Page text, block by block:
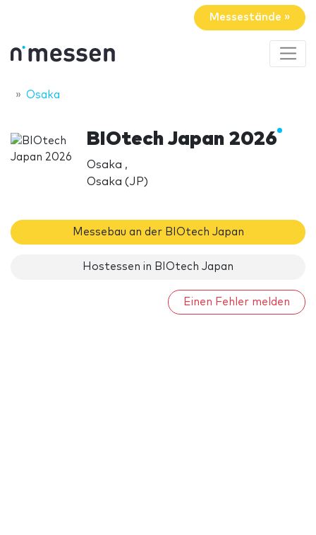
Messestände »
Osaka
BIOtech Japan 2026
Osaka ,
Osaka (JP)
Messebau an der BIOtech Japan
Hostessen in BIOtech Japan
Einen Fehler melden